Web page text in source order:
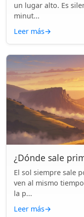
un lugar alto. Es
minut...
Leer más→
¿Dónde sale
El sol siempre sale
ven al mismo
la p...
Leer más→